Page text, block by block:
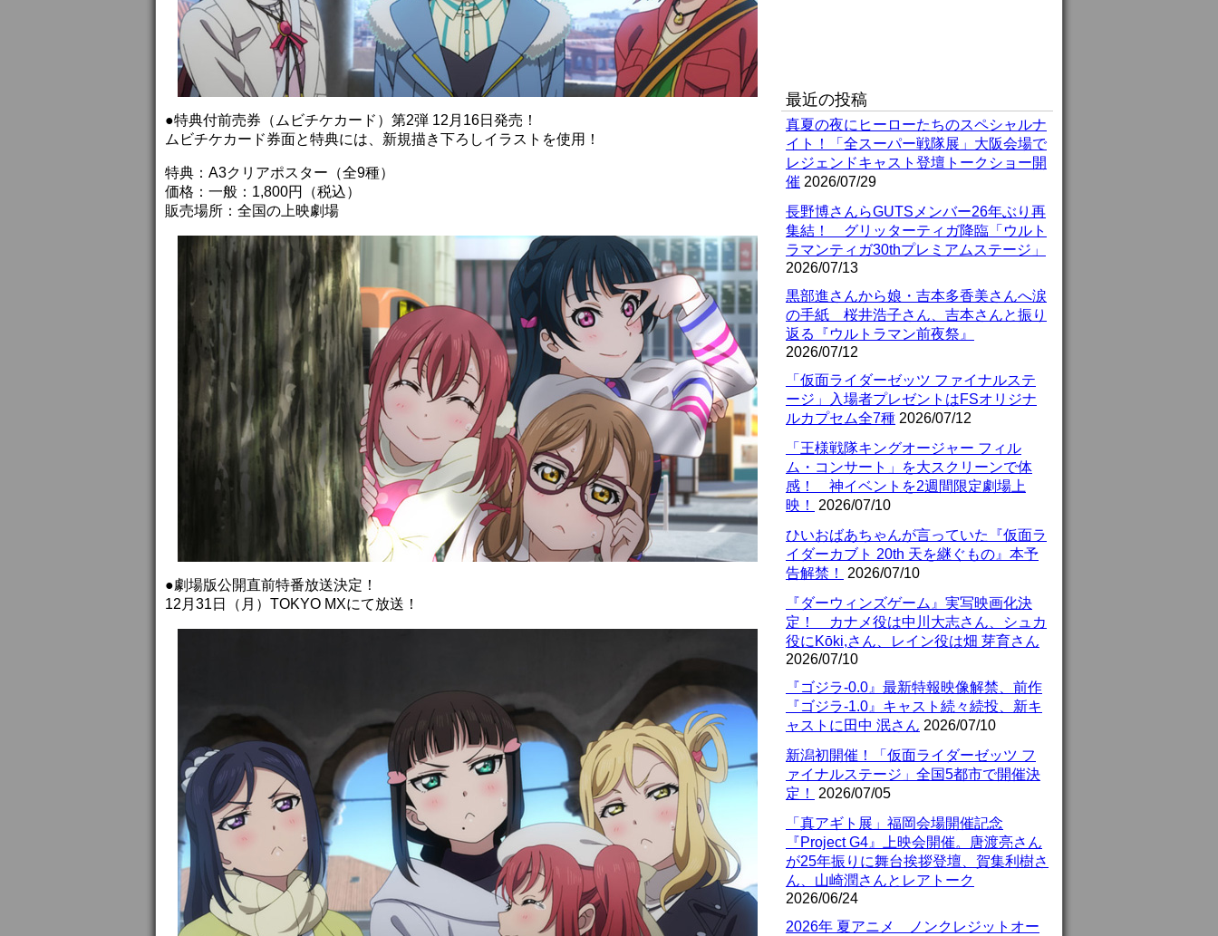
●特典付前売券（ムビチケカード）第2弾 12月16日発売！
ムビチケカード券面と特典には、新規描き下ろしイラストを使用！
特典：A3クリアポスター（全9種）
価格：一般：1,800円（税込）
販売場所：全国の上映劇場
●劇場版公開直前特番放送決定！
12月31日（月）TOKYO MXにて放送！
最近の投稿
真夏の夜にヒーローたちのスペシャルナ
イト！「全スーパー戦隊展」大阪会場で
レジェンドキャスト登壇トークショー開
催 2026/07/29
長野博さんらGUTSメンバー26年ぶり再
集結！ グリッターティガ降臨「ウルト
ラマンティガ30thプレミアムステージ」
2026/07/13
黒部進さんから娘・吉本多香美さんへ涙
の手紙 桜井浩子さん、吉本さんと振り
返る『ウルトラマン前夜祭』
2026/07/12
「仮面ライダーゼッツ ファイナルステ
ージ」入場者プレゼントはFSオリジナ
ルカプセム全7種 2026/07/12
「王様戦隊キングオージャー フィル
ム・コンサート」を大スクリーンで体
感！ 神イベントを2週間限定劇場上
映！
2026/07/10
ひいおばあちゃんが言っていた『仮面ラ
イダーカブト 20th 天を継ぐもの』本予
告解禁！
2026/07/10
『ダーウィンズゲーム』実写映画化決
定！ カナメ役は中川大志さん、シュカ
役にKōki,さん、レイン役は畑 芽育さん
2026/07/10
『ゴジラ-0.0』最新特報映像解禁、前作
『ゴジラ-1.0』キャスト続々続投、新キ
ャストに田中 泯さん 2026/07/10
新潟初開催！「仮面ライダーゼッツ フ
ァイナルステージ」全国5都市で開催決
定！
2026/07/05
「真アギト展」福岡会場開催記念
『Project G4』上映会開催。唐渡亮さん
が25年振りに舞台挨拶登壇、賀集利樹さ
ん、山崎潤さんとレアトーク
2026/06/24
2026年 夏アニメ ノンクレジットオー